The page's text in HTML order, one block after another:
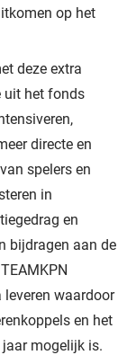
op het
deze extra
uit het fonds
directe en
spelers en
in
en
bijdragen aan de
waardoor
en het
mogelijk is.